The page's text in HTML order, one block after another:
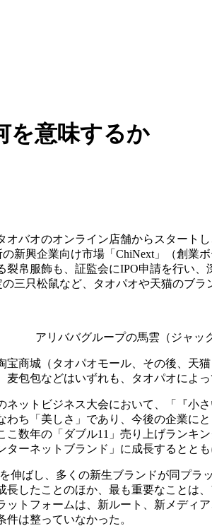
を意味するか
バオのオンライン店舗からスタート
新興企業向け市場「ChiNext」（創
帛服飾も、証監会にIPO申請を行い
三只松鼠など、タオパオや天猫のブ
アリババグループの馬雲（ジャッ
宝商城（タオパオモール、その後、
包包などはいずれも、タオパオによっ
ットビジネス大会において、「『
ち「美しさ」であり、今後の企業に
数年の「ダブル11」売り上げランキ
ーネットブランド」に成長するとと
伸ばし、多くの新生ブランドが同プ
したことのほか、最も重要なこと
トフォームは、新ルート、新メディ
は整っていなかった。